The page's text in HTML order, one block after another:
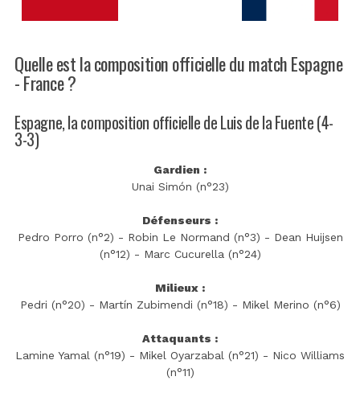
Quelle est la composition officielle du match Espagne
- France ?
Espagne, la composition officielle de Luis de la Fuente (4-
3-3)
Gardien :
Unai Simón (n°23)
Défenseurs :
Pedro Porro (n°2) - Robin Le Normand (n°3) - Dean Huijsen
(n°12) - Marc Cucurella (n°24)
Milieux :
Pedri (n°20) - Martín Zubimendi (n°18) - Mikel Merino (n°6)
Attaquants :
Lamine Yamal (n°19) - Mikel Oyarzabal (n°21) - Nico Williams
(n°11)